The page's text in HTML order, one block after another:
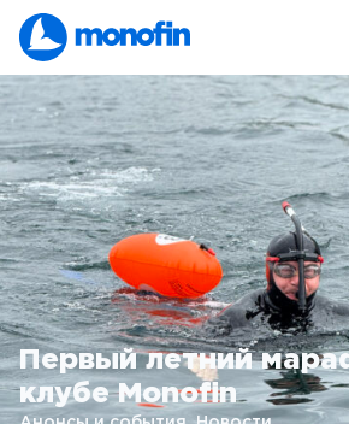
Первый летний
клубе Monofin